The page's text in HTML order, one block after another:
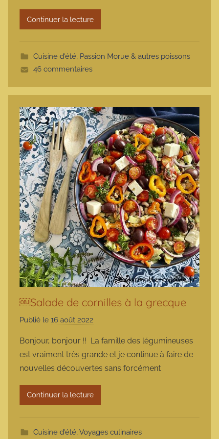
t
Continuer la lecture
Cuisine d'été, Passion Morue & autres poissons
46 commentaires
￼Salade de cornilles à la grecque
Publié le 16 août 2022
r
m
a
r
m
t
Bonjour, bonjour !! La famille des légumineuses
est vraiment très grande et je continue à faire de
nouvelles découvertes sans forcément
Continuer la lecture
Cuisine d'été,Voyages culinaires